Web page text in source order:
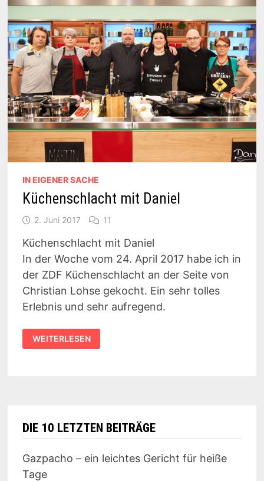
IN EIGENER SACHE
Küchenschlacht mit Daniel
2. Juni 2017 11
Küchenschlacht mit Daniel
In der Woche vom 24. April 2017 habe ich in
der ZDF Küchenschlacht an der Seite von
Christian Lohse gekocht. Ein sehr tolles
Erlebnis und sehr aufregend.
KÜCHENSCHLACHT
MIT
DANIEL
WEITERLESEN
DIE 10 LETZTEN BEITRÄGE
Gazpacho – ein leichtes Gericht für heiße
Tage